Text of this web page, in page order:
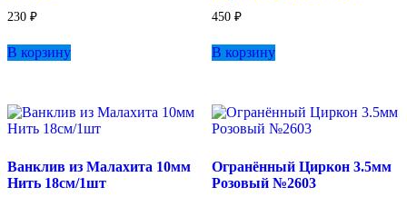
230 ₽
В корзину
450 ₽
В корзину
Ванклив из Малахита 10мм
Нить 18см/1шт
Огранённый Циркон 3.5мм
Розовый №2603